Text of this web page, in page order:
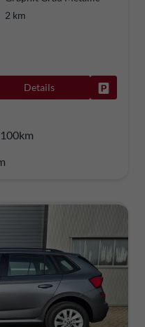
2 km
Details